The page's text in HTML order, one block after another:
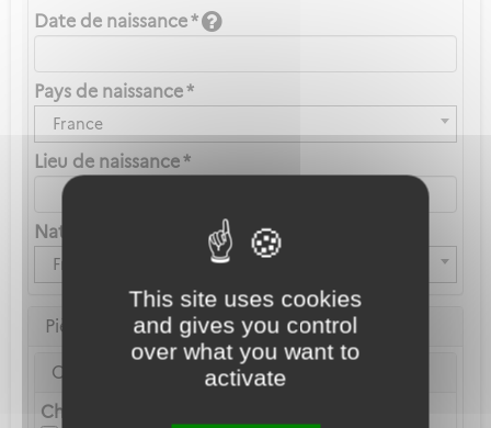
This site uses cookies
and gives you control
over what you want to
activate
Date de naissance *
Pays de naissance *
France
Lieu de naissance *
Nationalité *
Française
Pièce d'identité
Carte Nationale d'Identité ou Passeport *
Choix du fichier